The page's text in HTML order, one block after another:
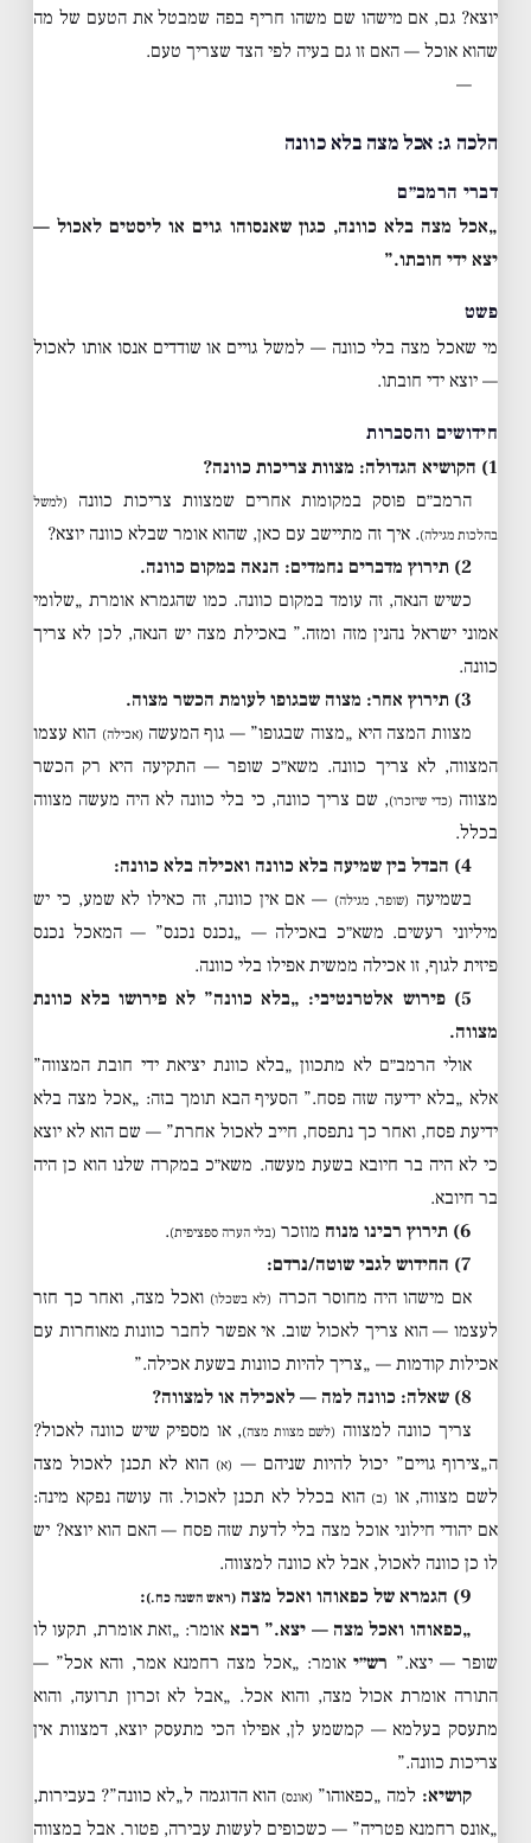
יוצא? גם, אם מישהו שם משהו חריף בפה שמבטל את הטעם של מה
שהוא אוכל — האם זו גם בעיה לפי הצד שצריך טעם.
—
הלכה ג: אכל מצה בלא כוונה
דברי הרמב״ם
„אכל מצה בלא כוונה, כגון שאנסוהו גוים או ליסטים לאכול —
יצא ידי חובתו.”
פשט
מי שאכל מצה בלי כוונה — למשל גויים או שודדים אנסו אותו לאכול
— יוצא ידי חובתו.
חידושים והסברות
1) הקושיא הגדולה: מצוות צריכות כוונה?
הרמב״ם פוסק במקומות אחרים שמצוות צריכות כוונה
(למשל
בהלכות מגילה). איך זה מתיישב עם כאן, שהוא אומר שבלא כוונה יוצא?
2) תירוץ מדברים נחמדים: הנאה במקום כוונה.
כשיש הנאה, זה עומד במקום כוונה. כמו שהגמרא אומרת „שלומי
אמוני ישראל נהנין מזה ומזה.” באכילת מצה יש הנאה, לכן לא צריך
כוונה.
3) תירוץ אחר: מצוה שבגופו לעומת הכשר מצוה.
מצוות המצה היא „מצוה שבגופו” — גוף המעשה (אכילה) הוא עצמו
המצווה, לא צריך כוונה. משא״כ שופר — התקיעה היא רק הכשר
מצווה (כדי שיזכרו), שם צריך כוונה, כי בלי כוונה לא היה מעשה מצווה
בכלל.
4) הבדל בין שמיעה בלא כוונה ואכילה בלא כוונה:
בשמיעה (שופר, מגילה) — אם אין כוונה, זה כאילו לא שמע, כי יש
מיליוני רעשים. משא״כ באכילה — „נכנס נכנס” — המאכל נכנס
פיזית לגוף, זו אכילה ממשית אפילו בלי כוונה.
5) פירוש אלטרנטיבי: „בלא כוונה” לא פירושו בלא כוונת
מצווה.
אולי הרמב״ם לא מתכוון „בלא כוונת יציאת ידי חובת המצווה”
אלא „בלא ידיעה שזה פסח.” הסעיף הבא תומך בזה: „אכל מצה בלא
ידיעת פסח, ואחר כך נתפסח, חייב לאכול אחרת” — שם הוא לא יוצא
כי לא היה בר חיובא בשעת מעשה. משא״כ במקרה שלנו הוא כן היה
בר חיובא.
6) תירוץ רבינו מנוח
מוזכר (בלי הערה ספציפית).
7) החידוש לגבי שוטה/נרדם:
אם מישהו היה מחוסר הכרה (לא בשכלו) ואכל מצה, ואחר כך חזר
לעצמו — הוא צריך לאכול שוב. אי אפשר לחבר כוונות מאוחרות עם
אכילות קודמות — „צריך להיות כוונות בשעת אכילה.”
8) שאלה: כוונה למה — לאכילה או למצווה?
צריך כוונה למצווה (לשם מצוות מצה), או מספיק שיש כוונה לאכול?
ה„צירוף גויים” יכול להיות שניהם — (א) הוא לא תכנן לאכול מצה
לשם מצווה, או (ב) הוא בכלל לא תכנן לאכול. זה עושה נפקא מינה:
אם יהודי חילוני אוכל מצה בלי לדעת שזה פסח — האם הוא יוצא? יש
לו כן כוונה לאכול, אבל לא כוונה למצווה.
9) הגמרא של כפאוהו ואכל מצה
(ראש השנה כח.):
„כפאוהו ואכל מצה — יצא.” רבא אומר: „זאת אומרת, תקעו לו
שופר — יצא.” רש״יאומר: „אכל מצה רחמנא אמר, והא אכל” —
התורה אומרת אכול מצה, והוא אכל. „אבל לא זכרון תרועה, והוא
מתעסק בעלמא — קמשמע לן, אפילו הכי מתעסק יוצא, דמצוות אין
צריכות כוונה.”
קושיא: למה „כפאוהו” (אונס) הוא הדוגמה ל„לא כוונה”? בעבירות,
„אונס רחמנא פטריה” — כשכופים לעשות עבירה, פטור. אבל במצווה